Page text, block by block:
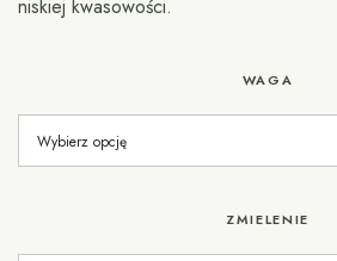
niskiej kwasowości.
WAGA
ZMIELENIE